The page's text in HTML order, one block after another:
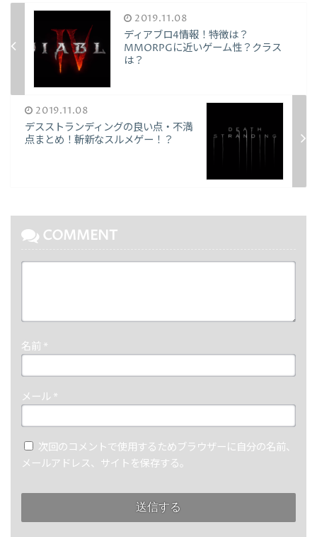
2019.11.08
ディアブロ4情報！特徴は？
MMORPGに近いゲーム性？クラス
は？
2019.11.08
デスストランディングの良い点・不満
点まとめ！斬新なスルメゲー！？
COMMENT
名前 *
メール *
次回のコメントで使用するためブラウザーに自分の名前、
メールアドレス、サイトを保存する。